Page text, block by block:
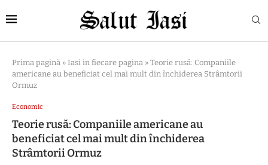
Prima pagină » Iasi in fiecare pagina » Teorie rusă: Companiile
americane au beneficiat cel mai mult din închiderea Strâmtorii
Ormuz
Economic
Teorie rusă: Companiile americane au
beneficiat cel mai mult din închiderea
Strâmtorii Ormuz